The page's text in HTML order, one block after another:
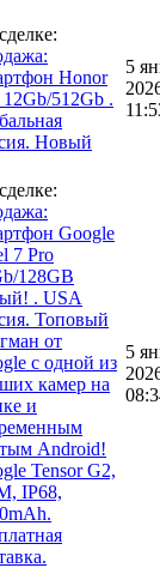
Honor
12Gb/512Gb .
Новый
5
Google
7 Pro
128GB
. USA
Топовый
от
с одной из
камер на
и
Android!
Tensor G2,
IP68,
5